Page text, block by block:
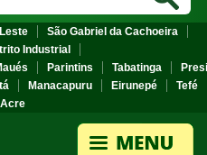
São Gabriel da Cachoeira
Industrial
Parintins Tabatinga
Manacapuru Eirunepé
Tefé